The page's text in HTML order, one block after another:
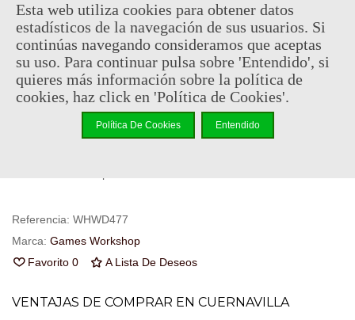
-
Añadir Al Carrito
Código QR Compartir
Al comprar este producto puedes juntar hasta4puntos de
Referencia: WHWD477
Marca: Games Workshop
Favorito 0 A Lista De Deseos
VENTAJAS DE COMPRAR EN CUERNAVILLA
Esta web utiliza cookies para obtener datos
estadísticos de la navegación de sus usuarios. Si
continúas navegando consideramos que aceptas
su uso. Para continuar pulsa sobre 'Entendido', si
quieres más información sobre la política de
cookies, haz click en 'Política de Cookies'.
Política De Cookies Entendido